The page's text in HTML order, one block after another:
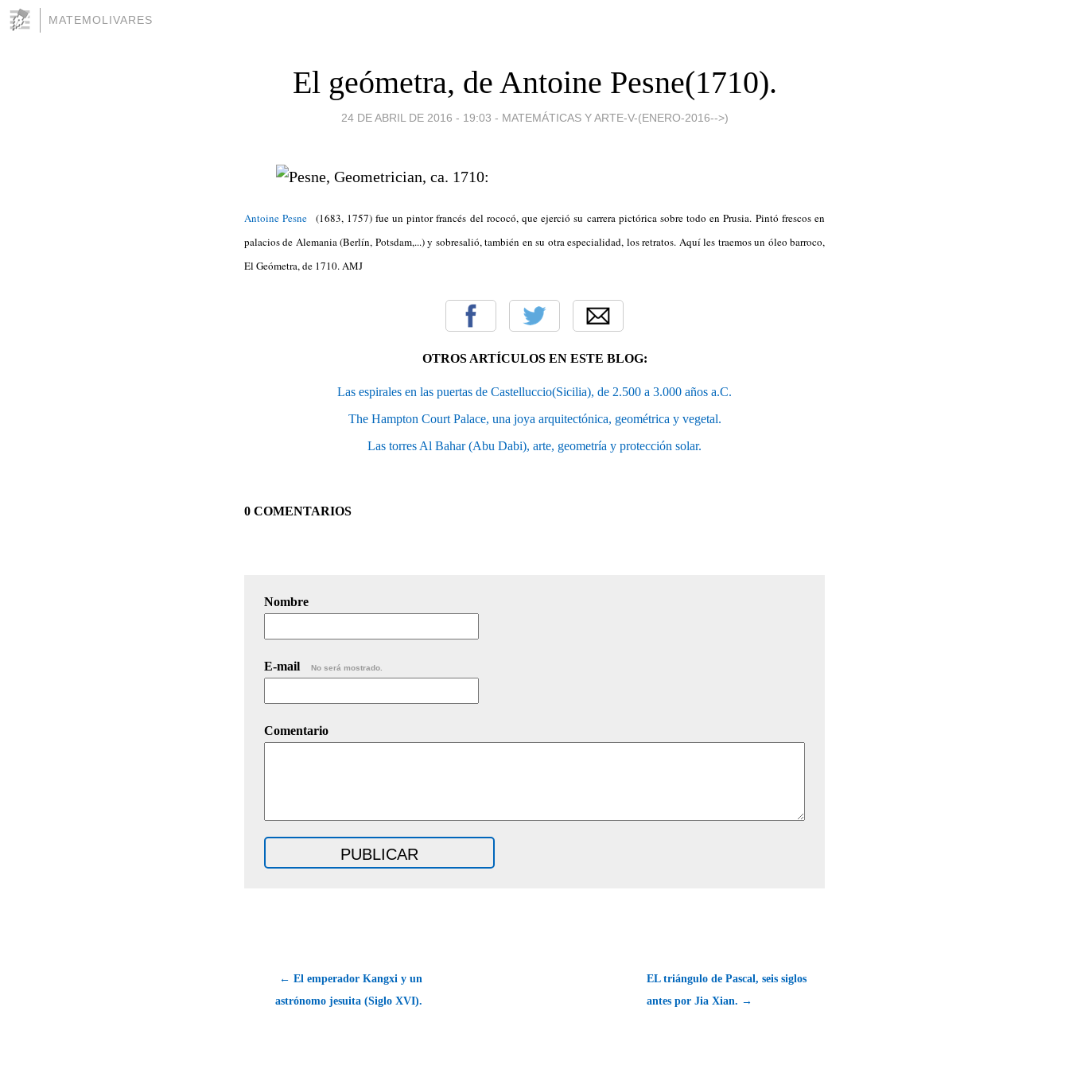
MATEMOLIVARES
El geómetra, de Antoine Pesne(1710).
24 DE ABRIL DE 2016 - 19:03 - MATEMÁTICAS Y ARTE-V-(ENERO-2016-->)
Antoine Pesne
(1683, 1757) fue un pintor francés del rococó, que ejerció su carrera pictórica sobre todo en Prusia. Pintó frescos en
palacios de Alemania (Berlín, Potsdam,...) y sobresalió, también en su otra especialidad, los retratos. Aquí les traemos un óleo barroco,
El Geómetra, de 1710. AMJ
OTROS ARTÍCULOS EN ESTE BLOG:
Las espirales en las puertas de Castelluccio(Sicilia), de 2.500 a 3.000 años a.C.
The Hampton Court Palace, una joya arquitectónica, geométrica y vegetal.
Las torres Al Bahar (Abu Dabi), arte, geometría y protección solar.
0 COMENTARIOS
Nombre
E-mail No será mostrado.
Comentario
← El emperador Kangxi y un
astrónomo jesuita (Siglo XVI).
EL triángulo de Pascal, seis siglos
antes por Jia Xian. →